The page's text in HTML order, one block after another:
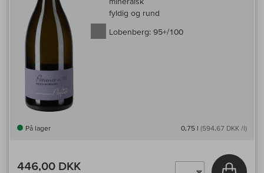
fyldig og rund
Lobenberg: 95+/100
På lager 0,75 l (594,67 DKK /l)
446,00 DKK Læg i